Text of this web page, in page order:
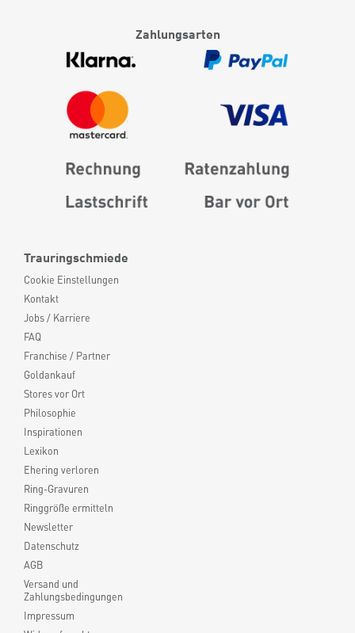
Trauringschmiede
Cookie Einstellungen
Kontakt
Jobs / Karriere
FAQ
Franchise / Partner
Goldankauf
Stores vor Ort
Philosophie
Inspirationen
Lexikon
Ehering verloren
Ring-Gravuren
Ringgröße ermitteln
Newsletter
Datenschutz
AGB
Versand und
Zahlungsbedingungen
Impressum
Zahlungsarten